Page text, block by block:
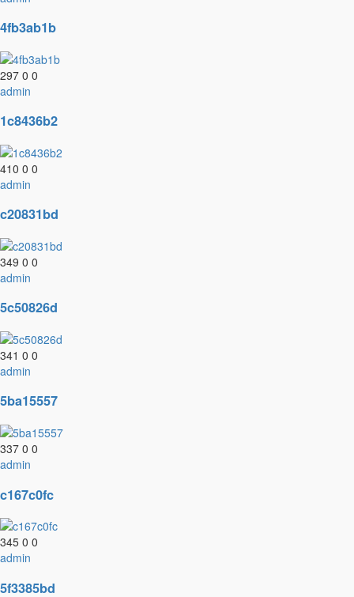
4fb3ab1b
297 0 0
admin
1c8436b2
410 0 0
admin
c20831bd
349 0 0
admin
5c50826d
341 0 0
admin
5ba15557
337 0 0
admin
c167c0fc
345 0 0
admin
5f3385bd